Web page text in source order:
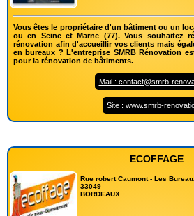
Vous êtes le propriétaire d'un bâtiment ou un
ou en Seine et Marne (77). Vous souhaitez
rénovation afin d'accueillir vos clients mais
en bureaux ? L'entreprise SMRB Rénovation
pour la rénovation de bâtiments.
Mail : contact@smrb-
Site : www.smrb-
ECOFFAGE
Rue robert Caumont - Les
33049
BORDEAUX